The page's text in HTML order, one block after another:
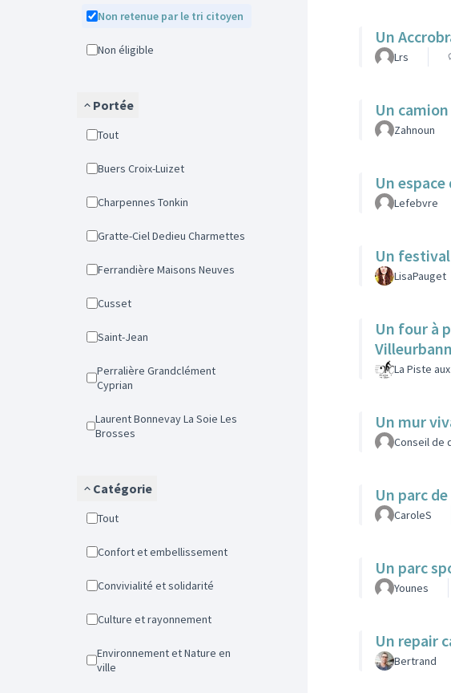
Non retenue par le tri citoyen
Non éligible
Portée
Tout
Buers Croix-Luizet
Charpennes Tonkin
Gratte-Ciel Dedieu Charmettes
Ferrandière Maisons Neuves
Cusset
Saint-Jean
Perralière Grandclément
Cyprian
Laurent Bonnevay La Soie Les
Brosses
Catégorie
Tout
Confort et embellissement
Convivialité et solidarité
Culture et rayonnement
Environnement et Nature en
ville
Un
Lrs
Un
Zahnoun
Un
Lefebvre
Un
LisaPauget
Un four à
La Piste
Un mur
Conseil de
Un parc
CaroleS
Un parc
Younes
Un repair
Bertrand